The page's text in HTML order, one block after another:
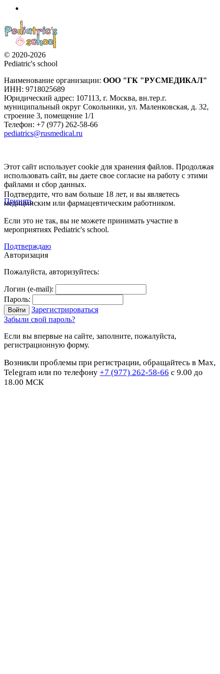
© 2020-2026
Pediatric's school
Наименование организации: ООО "ГК "РУСМЕДИКАЛ"
ИНН: 9718025689
Юридический адрес: 107113, г. Москва, вн.тер.г.
муниципальный округ Сокольники, ул. Маленковская, д. 32,
строение 3, помещение 1/1
Телефон: +7 (977) 262-58-66
pediatrics@rusmedical.ru
Этот сайт использует cookie для хранения файлов. Продолжая
использовать сайт, вы даете свое согласие на работу с этими
файлами и сбор данных.
Принять
Подтвердите, что вам больше 18 лет, и вы являетесь
медицинским или фармацевтическим работником.
Если это не так, вы не можете принимать участие в
мероприятиях Pediatric's school.
Подтверждаю
Авторизация
Пожалуйста, авторизуйтесь:
Логин (e-mail):
Пароль:
Зарегистрироваться
Забыли свой пароль?
Если вы впервые на сайте, заполните, пожалуйста,
регистрационную форму.
Возникли проблемы при регистрации, обращайтесь в Max,
Telegram или по телефону +7 (977) 262-58-66 с 9.00 до
18.00 МСК